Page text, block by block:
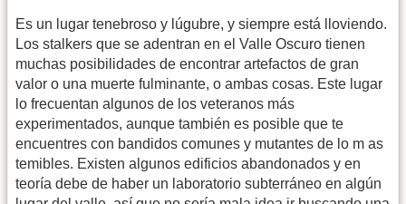
Es un lugar tenebroso y lúgubre, y siempre está lloviendo.
Los stalkers que se adentran en el Valle Oscuro tienen
muchas posibilidades de encontrar artefactos de gran
valor o una muerte fulminante, o ambas cosas. Este lugar
lo frecuentan algunos de los veteranos más
experimentados, aunque también es posible que te
encuentres con bandidos comunes y mutantes de lo m as
temibles. Existen algunos edificios abandonados y en
teoría debe de haber un laboratorio subterráneo en algún